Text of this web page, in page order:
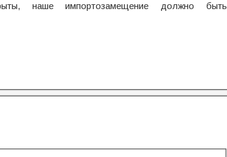
наше импортозамещение должно быть